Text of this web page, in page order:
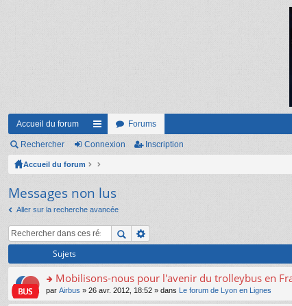
Accueil du forum
ac
co
ur
ci
s
Forums
Rechercher Connexion Inscription
Accueil du forum
Messages non lus
Aller sur la recherche avancée
Sujets
o
n
Mobilisons-nous pour l'avenir du trolleybus en
par Airbus » 26 avr. 2012, 18:52 » dans Le forum de Lyon en Lignes